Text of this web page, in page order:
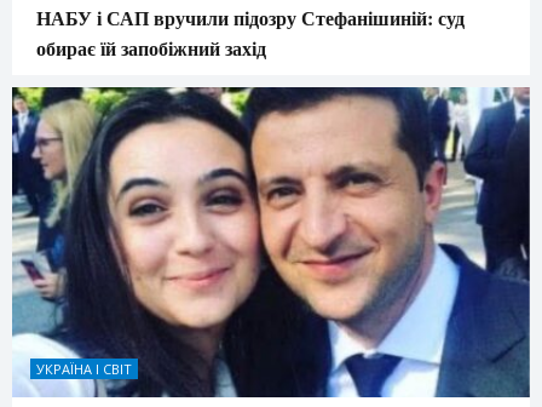
НАБУ і САП вручили підозру Стефанішиній: суд
обирає їй запобіжний захід
УКРАЇНА І СВІТ